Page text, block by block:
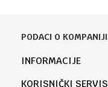
PODACI O KOMPANIJI
Knjižara Kultura
INFORMACIJE
O nama
KORISNIČKI SERVIS